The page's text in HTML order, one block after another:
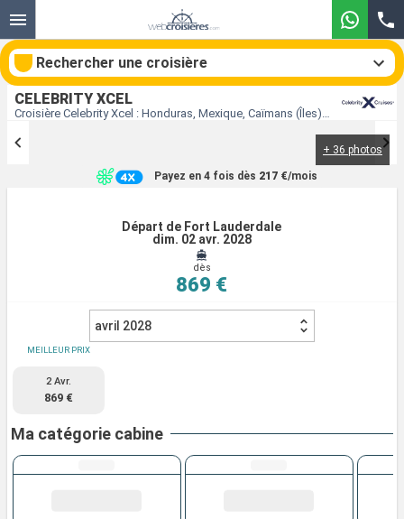
Croisière Celebrity Xcel : Honduras, Mexique, Caïmans (Îles), États-Unis au départ de Fort Lauderdale
CELEBRITY XCEL
+ 36 photos
Départ de Fort Lauderdale
dim. 02 avr. 2028
dès
869 €
Payez en 4 fois dès 217 €/mois
avril 2028
MEILLEUR PRIX
2 Avr.
869 €
Ma catégorie cabine
Rechercher une croisière
Compagnies
Rechercher